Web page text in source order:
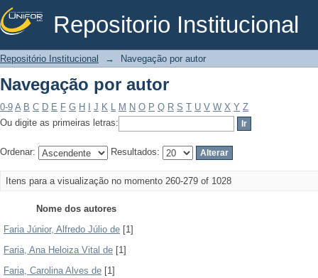
Repositorio Institucional
Navegação por autor
Repositório Institucional → Navegação por autor
Navegação por autor
0-9 A B C D E F G H J K L M N O P Q R S T U V W X Y Z
Ou digite as primeiras letras:
Ordenar: Resultados:
Itens para a visualização no momento 260-279 of 1028
Nome dos autores
Faria Júnior, Alfredo Júlio de [1]
Faria, Ana Heloiza Vital de [1]
Faria, Carolina Alves de [1]